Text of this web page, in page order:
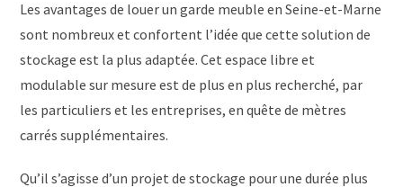
Les avantages de louer un garde meuble en Seine-et-Marne
sont nombreux et confortent l’idée que cette solution de
stockage est la plus adaptée. Cet espace libre et
modulable sur mesure est de plus en plus recherché, par
les particuliers et les entreprises, en quête de mètres
carrés supplémentaires.
Qu’il s’agisse d’un projet de stockage pour une durée plus